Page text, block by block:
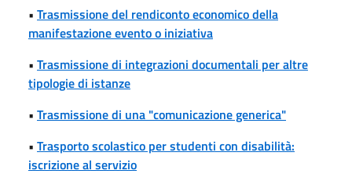
• Trasmissione del rendiconto economico della
manifestazione evento o iniziativa
• Trasmissione di integrazioni documentali per altre
tipologie di istanze
• Trasmissione di una "comunicazione generica"
• Trasporto scolastico per studenti con disabilità:
iscrizione al servizio